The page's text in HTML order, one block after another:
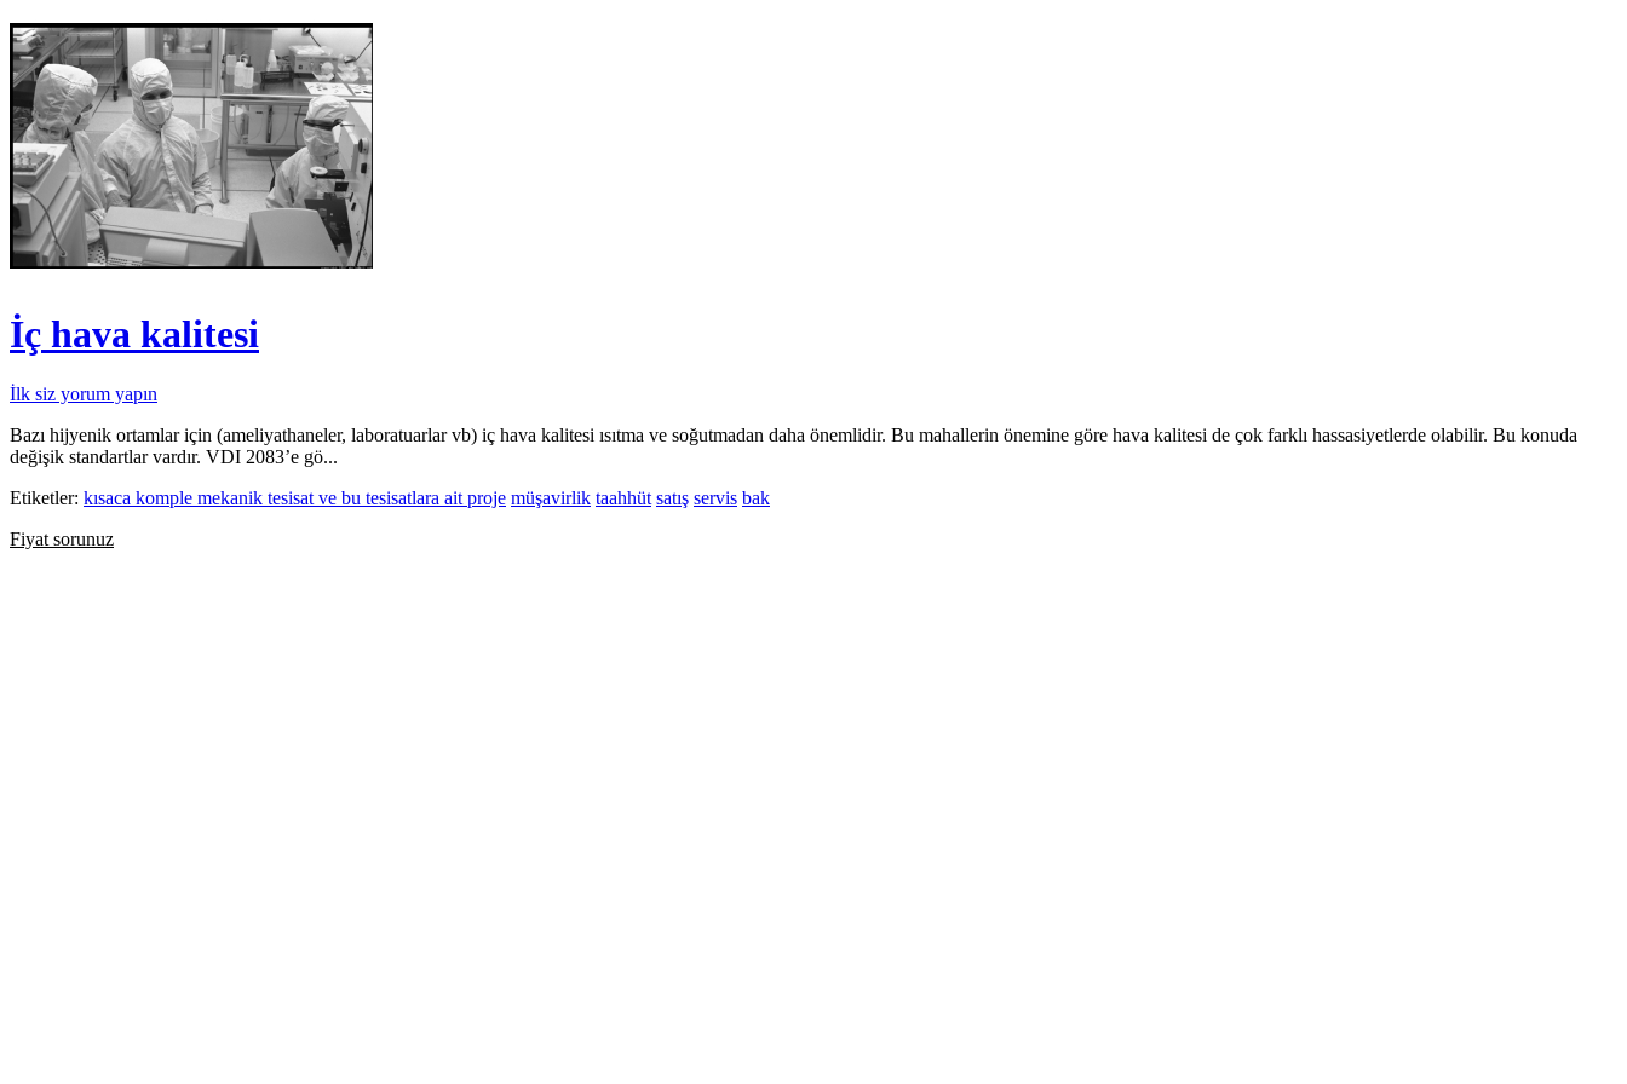
İç hava kalitesi
İlk siz yorum yapın
Bazı hijyenik ortamlar için (ameliyathaneler, laboratuarlar vb) iç hava kalitesi ısıtma ve soğutmadan daha önemlidir. Bu mahallerin önemine göre hava kalitesi de çok farklı hassasiyetlerde olabilir. Bu konuda
değişik standartlar vardır. VDI 2083’e gö...
Etiketler: kısaca komple mekanik tesisat ve bu tesisatlara ait proje müşavirlik taahhüt satış servis bak
Fiyat sorunuz